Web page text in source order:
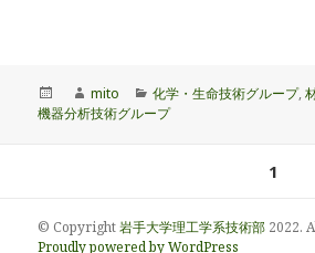
稿
作
成
mito
カ
テ
化学・生命技術グループ,
機器分析技術グループ
1
© Copyright岩手大学理工学系技術部 2022.
Proudly powered by WordPress